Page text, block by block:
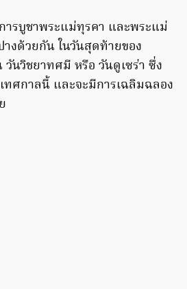
ารบูชาพระแม่ทุรคา และพระแม่
างด้วยกัน ในวันสุดท้ายของ
วันวิชยาทศมี หรือ วันดูเซร่า ซึ่ง
ศกาลนี้ และจะมีการเฉลิมฉลอง